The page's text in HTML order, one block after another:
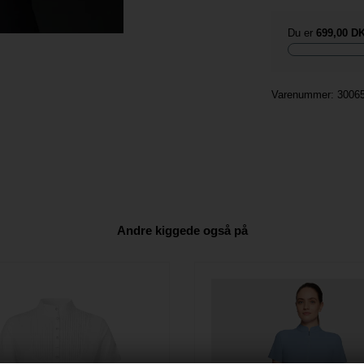
Du er699,00
Varenummer:
Andre kiggede også på